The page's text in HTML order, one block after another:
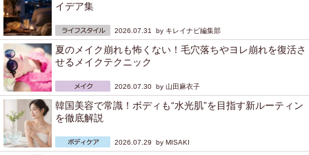
イデア集
2026.07.31 by キレイナビ編集部
夏のメイク崩れも怖くない！毛穴落ちやヨレ崩れを復活さ
せるメイクテクニック
2026.07.30 by 山田麻衣子
韓国美容で常識！ボディも“水光肌”を目指す新ルーティン
を徹底解説
2026.07.29 by MISAKI